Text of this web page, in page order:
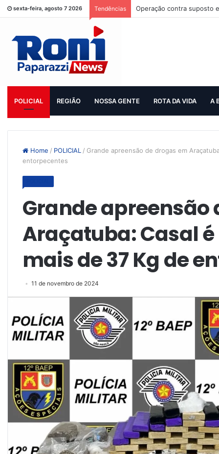
sexta-feira, agosto 7 2026 Tendências Operação contra suposto
POLICIAL REGIÃO NOSSA GENTE ROTA DA VIDA A
Home / POLICIAL / Grande apreensão de drogas em
entorpecentes
Grande apreensão
Araçatuba: Casal
mais de 37 Kg de
11 de novembro de 2024